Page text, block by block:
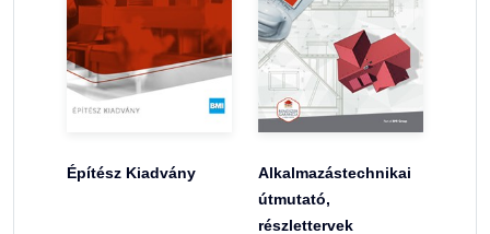
Építész Kiadvány
Alkalmazástechnikai
útmutató,
részlettervek